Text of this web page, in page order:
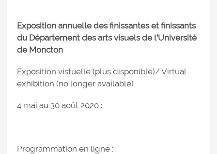
Exposition annuelle des finissantes et finissants
du Département des arts visuels de l’Université
de Moncton
Exposition vistuelle (plus disponible)/ Virtual
exhibition (no longer available)
4 mai au 30 août 2020 :
Programmation en ligne :